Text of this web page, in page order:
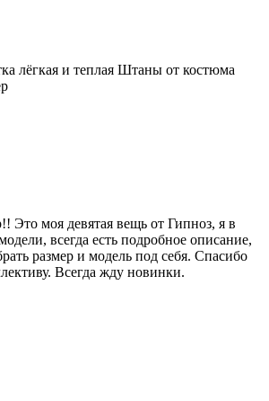
лёгкая и теплая Штаны от костюма
Это моя девятая вещь от Гипноз, я в
всегда есть подробное описание,
размер и модель под себя. Спасибо
Всегда жду новинки.